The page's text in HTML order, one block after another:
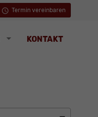
Termin vereinbaren
KONTAKT